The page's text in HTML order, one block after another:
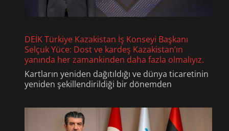
DEİK Türkiye Kazakistan İş Konseyi Başkanı
Selçuk Yüce: Dost ve kardeş Kazakistan’ın
yanında her zamankinden daha fazla olmalıyız.
Kartların yeniden dağıtıldığı ve dünya ticaretinin
yeniden şekillendirildiği bir dönemden